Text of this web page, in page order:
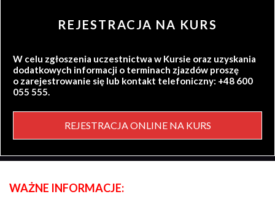
REJESTRACJA NA KURS
W celu zgłoszenia uczestnictwa w Kursie oraz uzyskania
dodatkowych informacji o terminach zjazdów proszę
o zarejestrowanie się lub kontakt telefoniczny: +48 600
055 555.
REJESTRACJA ONLINE NA KURS
WAŻNE INFORMACJE: